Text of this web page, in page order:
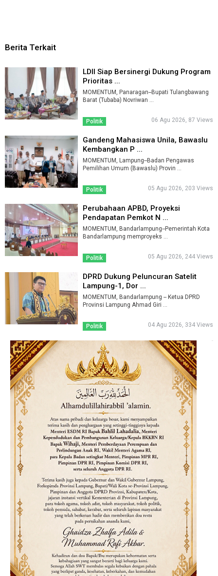
Berita Terkait
LDII Siap Bersinergi Dukung Program
Prioritas ...
MOMENTUM, Panaragan--Bupati Tulangbawang
Barat (Tubaba) Novriwan ...
Politik 06 Agu 2026, 87 Views
Gandeng Mahasiswa Unila, Bawaslu
Kembangkan P ...
MOMENTUM, Lampung--Badan Pengawas
Pemilihan Umum (Bawaslu) Provin ...
Politik 05 Agu 2026, 203 Views
Perubahaan APBD, Proyeksi
Pendapatan Pemkot N ...
MOMENTUM, Bandarlampung--Pemerintah Kota
Bandarlampung memproyeks ...
Politik 05 Agu 2026, 244 Views
DPRD Dukung Peluncuran Satelit
Lampung-1, Dor ...
MOMENTUM, Bandarlampung -- Ketua DPRD
Provinsi Lampung Ahmad Giri ...
Politik 04 Agu 2026, 334 Views